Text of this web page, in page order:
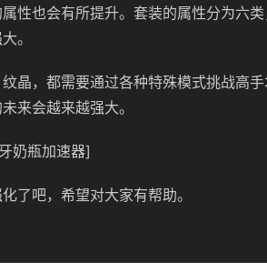
性也会有所提升。套装的属性分为六
。
晶，都需要通过各种特殊模式挑战高手
来会越来越强大。
奶瓶加速器]
了吧，希望对大家有帮助。